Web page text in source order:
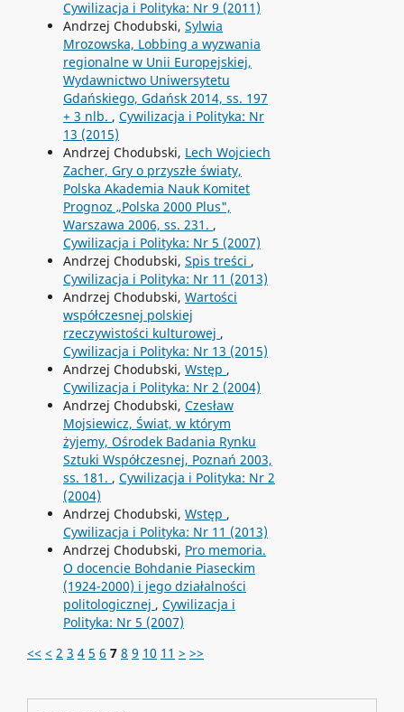
Cywilizacja i Polityka: Nr 9 (2011)
Andrzej Chodubski, Sylwia
Mrozowska, Lobbing a wyzwania
regionalne w Unii Europejskiej,
Wydawnictwo Uniwersytetu
Gdańskiego, Gdańsk 2014, ss. 197
+ 3 nlb. , Cywilizacja i Polityka: Nr
13 (2015)
Andrzej Chodubski, Lech Wojciech
Zacher, Gry o przyszłe światy,
Polska Akademia Nauk Komitet
Prognoz „Polska 2000 Plus",
Warszawa 2006, ss. 231. ,
Cywilizacja i Polityka: Nr 5 (2007)
Andrzej Chodubski, Spis treści ,
Cywilizacja i Polityka: Nr 11 (2013)
Andrzej Chodubski, Wartości
współczesnej polskiej
rzeczywistości kulturowej ,
Cywilizacja i Polityka: Nr 13 (2015)
Andrzej Chodubski, Wstęp ,
Cywilizacja i Polityka: Nr 2 (2004)
Andrzej Chodubski, Czesław
Mojsiewicz, Świat, w którym
żyjemy, Ośrodek Badania Rynku
Sztuki Współczesnej, Poznań 2003,
ss. 181. , Cywilizacja i Polityka: Nr 2
(2004)
Andrzej Chodubski, Wstęp ,
Cywilizacja i Polityka: Nr 11 (2013)
Andrzej Chodubski, Pro memoria.
O docencie Bohdanie Piaseckim
(1924-2000) i jego działalności
politologicznej , Cywilizacja i
Polityka: Nr 5 (2007)
<< < 2 3 4 5 6 7 8 9 10 11 > >>